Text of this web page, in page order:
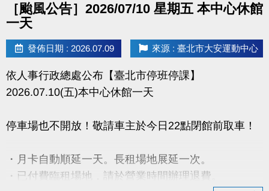
［颱風公告］2026/07/10 星期五 本中心休館
一天
發佈日期 : 2026.07.09 來源 : 臺北市大安運動中心
依人事行政總處公布【臺北市停班停課】
2026.07.10(五)本中心休館一天
停車場也不開放！敬請車主於今日22點閉館前取車！
・月卡自動順延一天。長租場地展延一次。
・已付費臨租場地，請於營業時間辦理退費。